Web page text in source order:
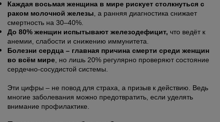
Каждая восьмая женщина в мире рискует столкнуться с
раком молочной железы , а ранняя диагностика снижает
смертность на 30–40%.
До 80% женщин испытывают железодефицит, что ведёт к
анемии, слабости и снижению иммунитета.
Болезни сердца – главная причина смерти среди женщин
во всём мире , но лишь 20% регулярно проверяют состояние
сердечно-сосудистой системы.
Эти цифры – не повод для страха, а призыв к действию. Ведь
многие заболевания можно предотвратить, если уделять
внимание профилактике.